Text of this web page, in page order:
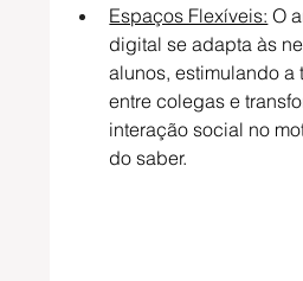
Espaços Flexíveis: O
digital se adapta às
alunos, estimulando a
entre colegas e
interação social no
do saber.